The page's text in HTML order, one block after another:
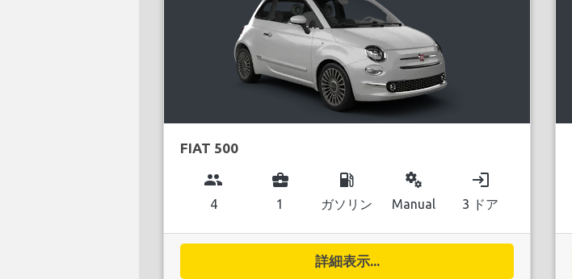
FIAT 500
group
4
business_center
1
local_gas_station
ガソリン
miscellaneous_services
Manual
login
3 ドア
詳細表示...